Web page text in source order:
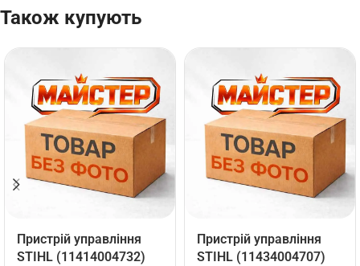
Також купують
Пристрій управління
STIHL (11414004732)
Пристрій управління
STIHL (11434004707)